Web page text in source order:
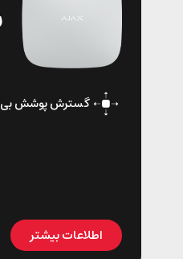
گسترش پوشش
اطلاعات بیشتر